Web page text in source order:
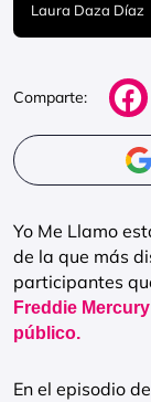
Laura Daza Díaz
Comparte:
Yo Me Llamo
de la que más
participantes
Freddie
público.
En el episodio